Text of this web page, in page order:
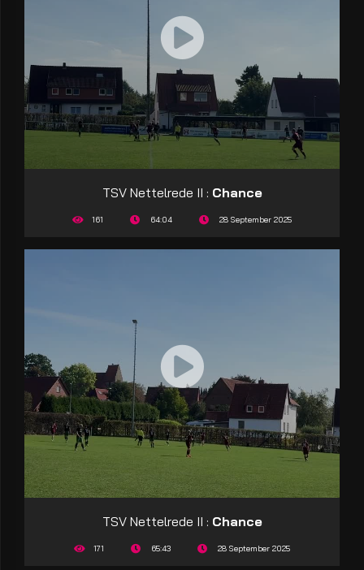
TSV Nettelrede II : Chance
161 64:04 28 September 2025
TSV Nettelrede II : Chance
171 65:43 28 September 2025